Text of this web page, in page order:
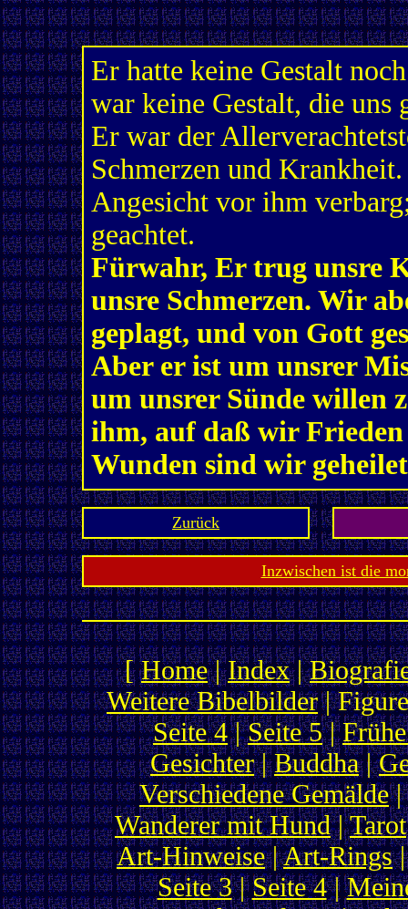
Er hatte keine Gestalt
war keine Gestalt, die uns
Er war der
Schmerzen und
Angesicht vor ihm
geachtet.
Fürwahr, Er trug unsre
unsre Schmerzen. Wir
geplagt, und von Gott
Aber er ist um unsrer
um unsrer Sünde willen
ihm, auf daß wir
Wunden sind wir
Zurück
Inzwischen ist die
[Home|Index|
Weitere Bibelbilder|
Seite 4|Seite 5|
Gesichter|Buddha|
Verschiedene Gemälde|
Wanderer mit Hund|Tarot
Art-Hinweise|Art-Rings|
Seite 3|Seite 4|